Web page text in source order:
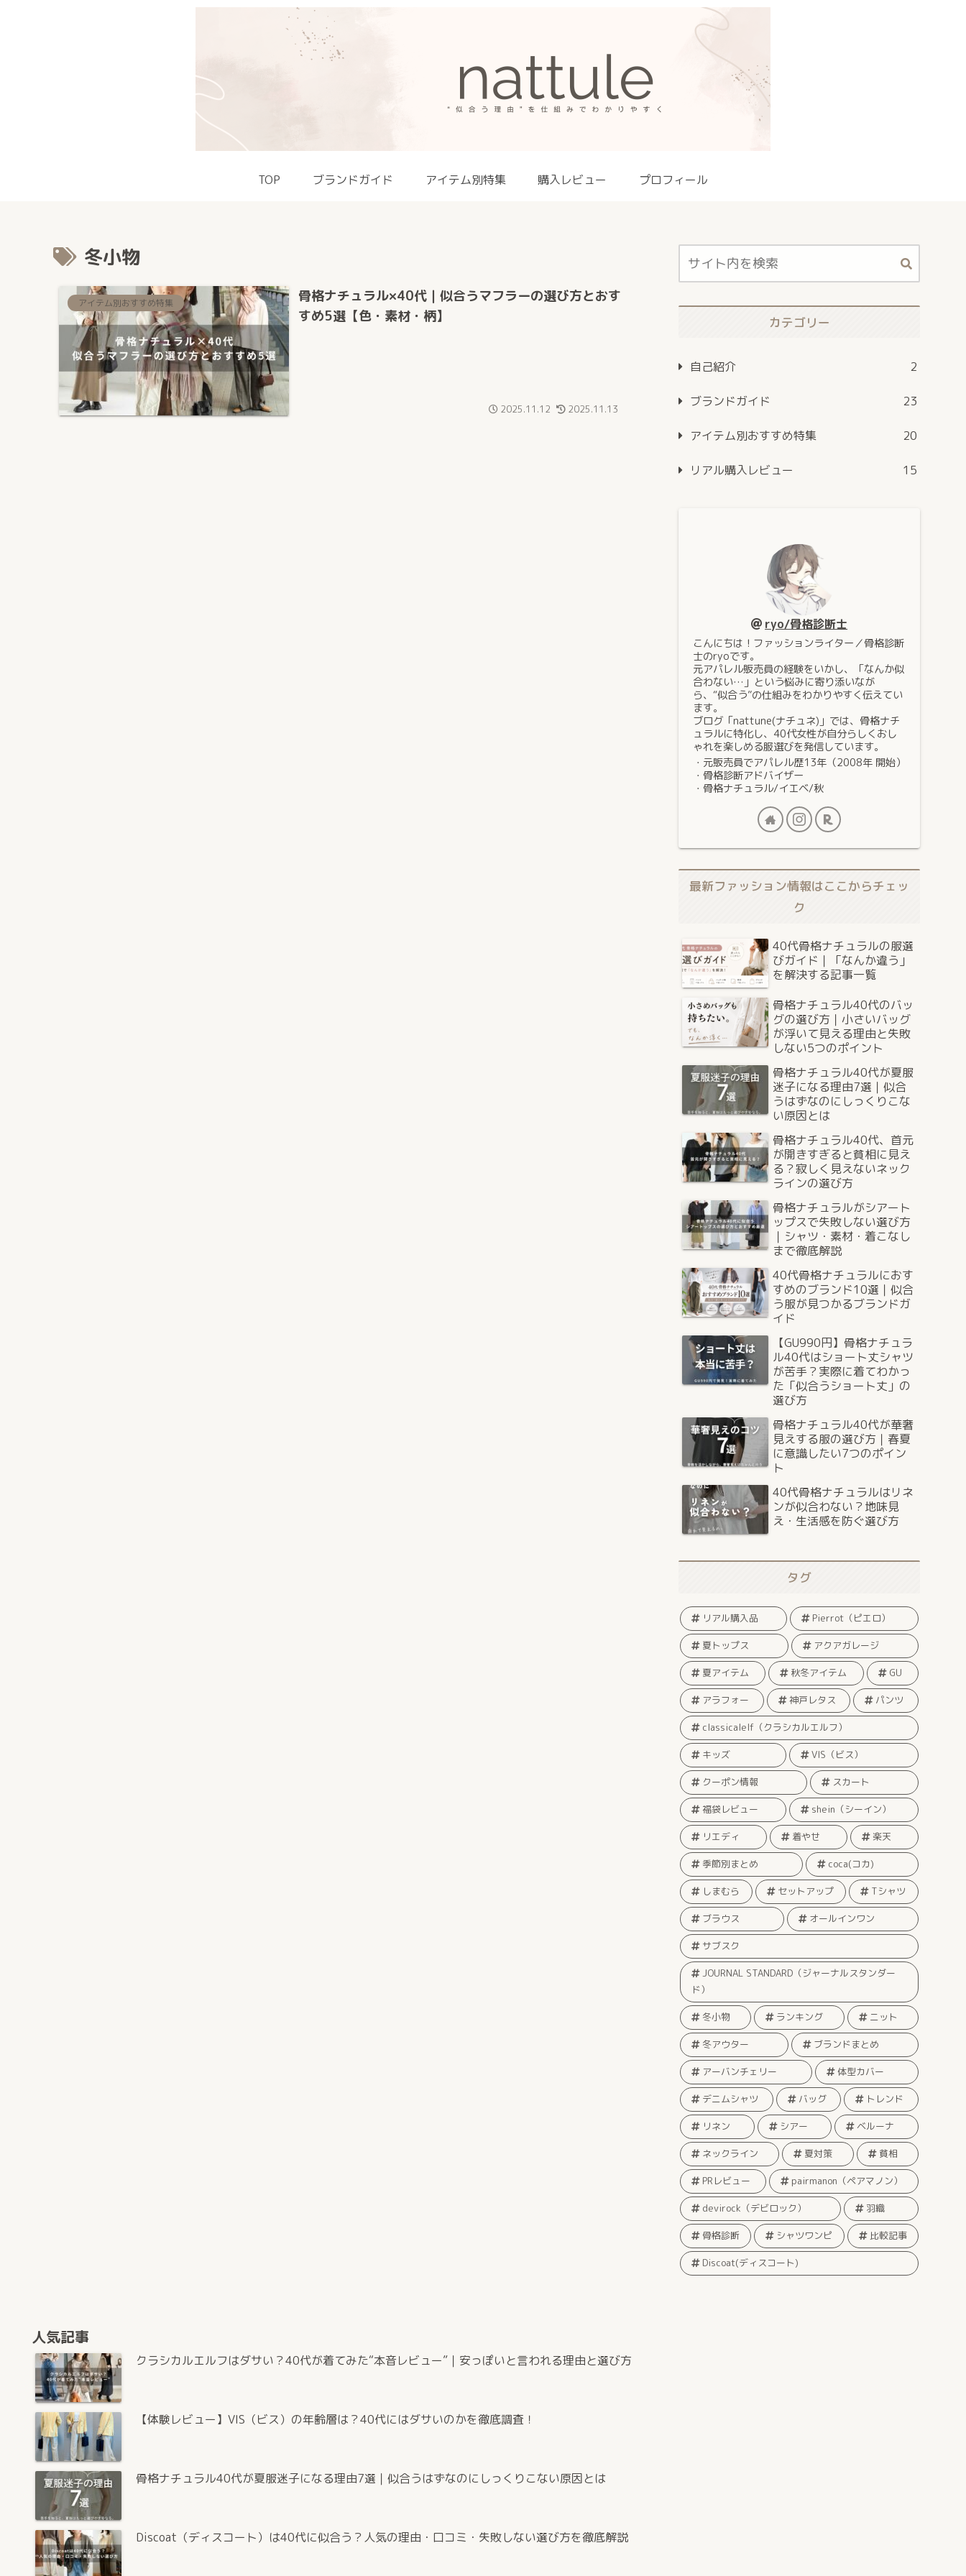
TOP ブランドガイド アイテム別特集 購入レビュー プロフィール
冬小物
アイテム別おすすめ特集
骨格ナチュラル×40代｜似合うマフラーの選び方とおす
すめ5選【色・素材・柄】
2025.11.12 2025.11.13
カテゴリー
自己紹介 2
ブランドガイド 23
アイテム別おすすめ特集 20
リアル購入レビュー 15
ryo/骨格診断士
こんにちは！ファッションライター／骨格診断
士のryoです。
元アパレル販売員の経験をいかし、「なんか似
合わない…」という悩みに寄り添いなが
ら、“似合う”の仕組みをわかりやすく伝えてい
ます。
ブログ「nattune(ナチュネ)」では、骨格ナチ
ュラルに特化し、40代女性が自分らしくおし
ゃれを楽しめる服選びを発信しています。
・元販売員でアパレル歴13年（2008年 開始）
・骨格診断アドバイザー
・骨格ナチュラル/イエベ/秋
最新ファッション情報はここからチェッ
ク
40代骨格ナチュラルの服選
びガイド｜「なんか違う」
を解決する記事一覧
骨格ナチュラル40代のバッ
グの選び方｜小さいバッグ
が浮いて見える理由と失敗
しない5つのポイント
骨格ナチュラル40代が夏服
迷子になる理由7選｜似合
うはずなのにしっくりこな
い原因とは
骨格ナチュラル40代、首元
が開きすぎると貧相に見え
る？寂しく見えないネック
ラインの選び方
骨格ナチュラルがシアート
ップスで失敗しない選び方
｜シャツ・素材・着こなし
まで徹底解説
40代骨格ナチュラルにおす
すめのブランド10選｜似合
う服が見つかるブランドガ
イド
【GU990円】骨格ナチュラ
ル40代はショート丈シャツ
が苦手？実際に着てわかっ
た「似合うショート丈」の
選び方
骨格ナチュラル40代が華奢
見えする服の選び方｜春夏
に意識したい7つのポイン
ト
40代骨格ナチュラルはリネ
ンが似合わない？地味見
え・生活感を防ぐ選び方
タグ
リアル購入品 Pierrot（ピエロ）
夏トップス アクアガレージ
夏アイテム 秋冬アイテム GU
アラフォー 神戸レタス パンツ
classicalelf（クラシカルエルフ）
キッズ VIS（ビス）
クーポン情報 スカート
福袋レビュー shein（シーイン）
リエディ 着やせ 楽天
季節別まとめ coca(コカ)
しまむら セットアップ Tシャツ
ブラウス オールインワン
サブスク
JOURNAL STANDARD（ジャーナルスタンダー
ド）
冬小物 ランキング ニット
冬アウター ブランドまとめ
アーバンチェリー 体型カバー
デニムシャツ バッグ トレンド
リネン シアー ベルーナ
ネックライン 夏対策 貧相
PRレビュー pairmanon（ペアマノン）
devirock（デビロック） 羽織
骨格診断 シャツワンピ 比較記事
Discoat(ディスコート)
人気記事
クラシカルエルフはダサい？40代が着てみた“本音レビュー”｜安っぽいと言われる理由と選び方
【体験レビュー】VIS（ビス）の年齢層は？40代にはダサいのかを徹底調査！
骨格ナチュラル40代が夏服迷子になる理由7選｜似合うはずなのにしっくりこない原因とは
Discoat（ディスコート）は40代に似合う？人気の理由・口コミ・失敗しない選び方を徹底解説